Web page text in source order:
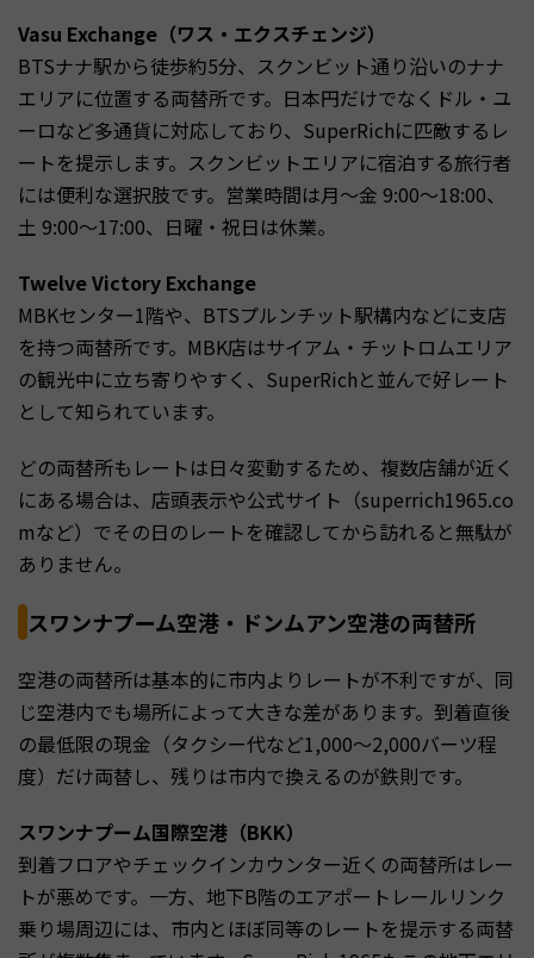
Vasu Exchange（ワス・エクスチェンジ）
BTSナナ駅から徒歩約5分、スクンビット通り沿いのナナ
エリアに位置する両替所です。日本円だけでなくドル・ユ
ーロなど多通貨に対応しており、SuperRichに匹敵するレ
ートを提示します。スクンビットエリアに宿泊する旅行者
には便利な選択肢です。営業時間は月〜金 9:00〜18:00、
土 9:00〜17:00、日曜・祝日は休業。
Twelve Victory Exchange
MBKセンター1階や、BTSプルンチット駅構内などに支店
を持つ両替所です。MBK店はサイアム・チットロムエリア
の観光中に立ち寄りやすく、SuperRichと並んで好レート
として知られています。
どの両替所もレートは日々変動するため、複数店舗が近く
にある場合は、店頭表示や公式サイト（superrich1965.co
mなど）でその日のレートを確認してから訪れると無駄が
ありません。
スワンナプーム空港・ドンムアン空港の両替所
空港の両替所は基本的に市内よりレートが不利ですが、同
じ空港内でも場所によって大きな差があります。到着直後
の最低限の現金（タクシー代など1,000〜2,000バーツ程
度）だけ両替し、残りは市内で換えるのが鉄則です。
スワンナプーム国際空港（BKK）
到着フロアやチェックインカウンター近くの両替所はレー
トが悪めです。一方、地下B階のエアポートレールリンク
乗り場周辺には、市内とほぼ同等のレートを提示する両替